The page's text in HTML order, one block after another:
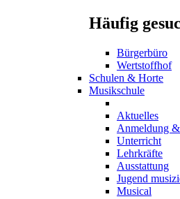
Häufig
Bürgerbüro
Wertstoffhof
Schulen & Horte
Musikschule
Aktuelles
Anmeldung
Unterricht
Lehrkräfte
Ausstattung
Jugend
Musical